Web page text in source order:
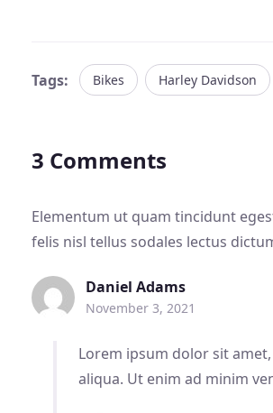
Tags: Bikes Harley Davidson
3 Comments
Elementum ut quam tincidunt
felis nisl tellus sodales lectus
Daniel Adams
November 3, 2021
Lorem ipsum dolor sit
aliqua. Ut enim ad minim